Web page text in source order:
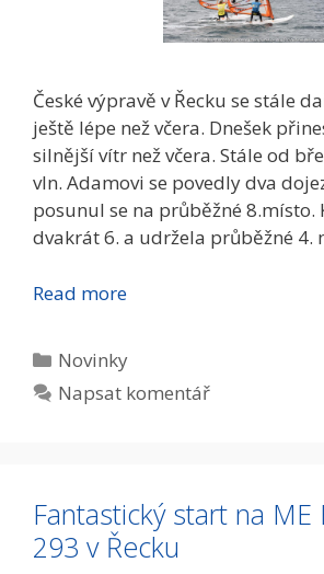
České výpravě v Řecku se stále
ještě lépe než včera. Dnešek
silnější vítr než včera. Stále od
vln. Adamovi se povedly dva
posunul se na průběžné 8.místo.
dvakrát 6. a udržela průběžné 4.
Read more
Rubriky
Novinky
Napsat komentář
Fantastický start na ME
293 v Řecku